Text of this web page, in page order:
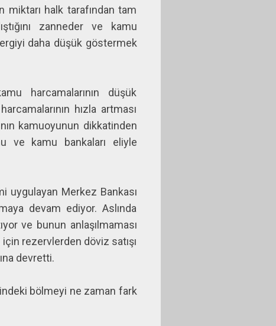
miktarı halk tarafından tam
zanneder ve kamu
daha düşük göstermek
harcamalarının düşük
hızla artması
kamuoyunun dikkatinden
ve kamu bankaları eliyle
uygulayan Merkez Bankası
devam ediyor. Aslında
ve bunun anlaşılmaması
rezervlerden döviz satışı
devretti.
bölmeyi ne zaman fark